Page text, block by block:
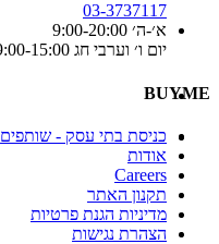
03-3737117
א׳-ה׳ 9:00-20:00
יום ו׳ וערבי חג 9:00-15:00
BUYME
כניסת בתי עסק - שותפים
אודות
Careers
תקנון האתר
מדיניות הגנת פרטיות
הצהרת נגישות